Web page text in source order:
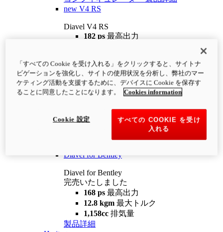
new V4 RS
Diavel V4 RS
182 ps 最高出力
¥4,400,000 i
コンフィギュレーター 製品詳細
newV4 RS 100
12.2 kgm
最大トルク
装備重量（燃料を除く）
Diavel for Bentley
Diavel for Bentley
完売いたしました
168 ps 最高出力
12.8 kgm 最大トルク
1,158cc 排気量
製品詳細
「すべての Cookie を受け入れる」をクリックすると、サイトナ
ビゲーションを強化し、サイトの使用状況を分析し、弊社のマー
ケティング活動を支援するために、デバイスに Cookie を保存す
ることに同意したことになります。
Cookies information
すべての COOKIE を受け
入れる
Cookie 設定